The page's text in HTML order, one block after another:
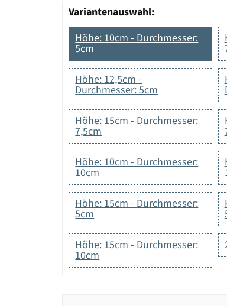
Variantenauswahl:
Höhe: 10cm - Durchmesser:
5cm
Höhe: 12,5cm -
Durchmesser: 5cm
Höhe: 15cm - Durchmesser:
7,5cm
Höhe: 10cm - Durchmesser:
10cm
Höhe: 15cm - Durchmesser:
5cm
Höhe: 15cm - Durchmesser:
10cm